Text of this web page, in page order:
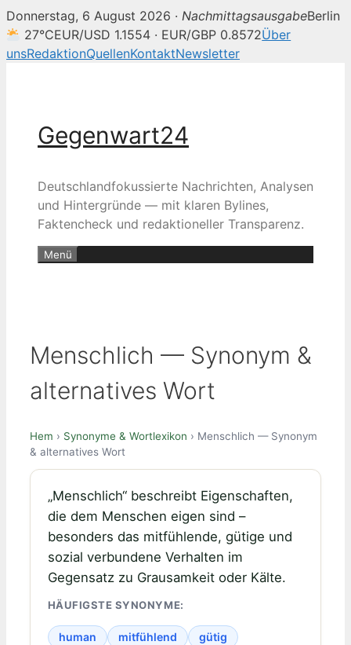
Donnerstag, 6 August 2026 · NachmittagsausgabeBerlin
27°CEUR/USD 1.1554 · EUR/GBP 0.8572Über
unsRedaktionQuellenKontaktNewsletter
Gegenwart24
Deutschlandfokussierte Nachrichten, Analysen
und Hintergründe — mit klaren Bylines,
Faktencheck und redaktioneller Transparenz.
Menü
Menschlich — Synonym &
alternatives Wort
Hem › Synonyme & Wortlexikon › Menschlich — Synonym
& alternatives Wort
„Menschlich“ beschreibt Eigenschaften,
die dem Menschen eigen sind –
besonders das mitfühlende, gütige und
sozial verbundene Verhalten im
Gegensatz zu Grausamkeit oder Kälte.
HÄUFIGSTE SYNONYME:
human mitfühlend
gütig